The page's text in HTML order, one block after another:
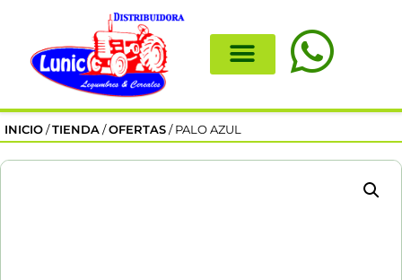
INICIO /TIENDA /OFERTAS / PALO AZUL